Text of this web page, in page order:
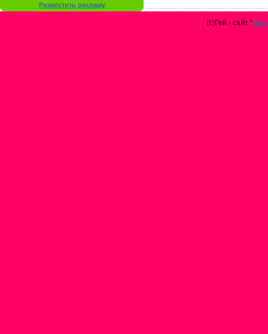
Разместить рекламу
(с)Гей - сайт "Gay